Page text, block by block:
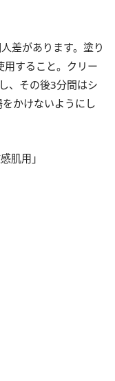
差があります。塗り
すること。クリー
、その後3分間はシ
かけないようにし
肌用」